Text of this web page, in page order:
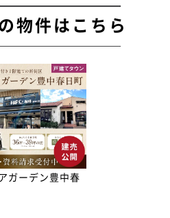
物件はこちら
ガーデン豊中春